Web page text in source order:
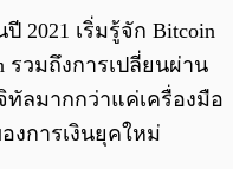
2021 เริ่มรู้จัก Bitcoin
รวมถึงการเปลี่ยนผ่าน
ลมากกว่าแค่เครื่องมือ
งการเงินยุคใหม่